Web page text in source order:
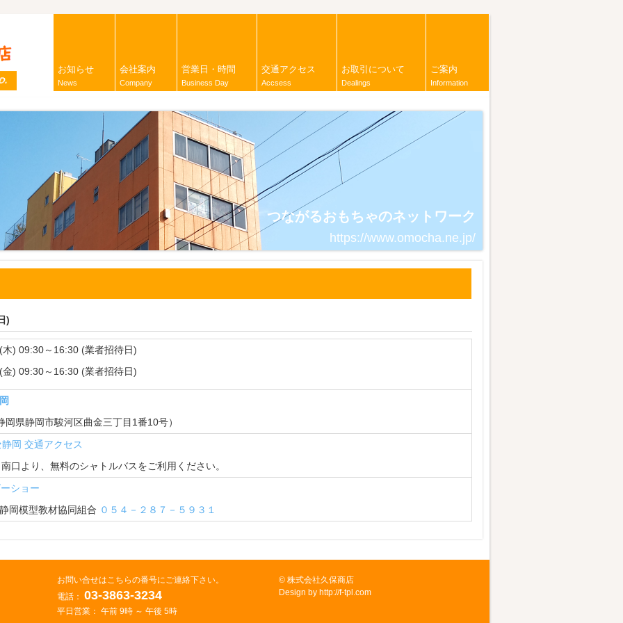
お知らせ
News
会社案内
Company
営業日・時間
Business Day
交通アクセス
Accsess
お取引について
Dealings
ご案内
Information
つながるおもちゃのネットワーク
https://www.omocha.ne.jp/
)
) 09:30～16:30 (業者招待日)
) 09:30～16:30 (業者招待日)
県静岡市駿河区曲金三丁目1番10号）
岡 交通アクセス
口より、無料のシャトルバスをご利用ください。
ショー
岡模型教材協同組合 ０５４－２８７－５９３１
お問い合せはこちらの番号にご連絡下さい。
電話： 03-3863-3234
平日営業： 午前 9時 ～ 午後 5時
© 株式会社久保商店
Design by http://f-tpl.com